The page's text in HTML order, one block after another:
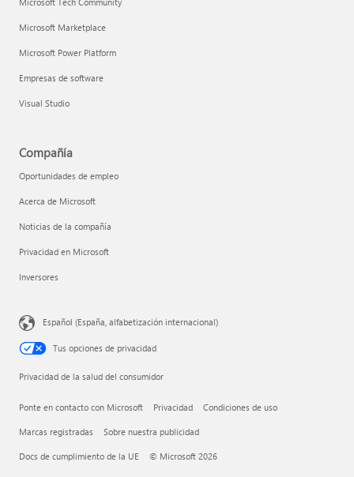
Microsoft Marketplace
Microsoft Power Platform
Empresas de software
Visual Studio
Compañía
Oportunidades de empleo
Acerca de Microsoft
Noticias de la compañía
Privacidad en Microsoft
Inversores
Español (España, alfabetización internacional)
Tus opciones de privacidad
Privacidad de la salud del consumidor
Ponte en contacto con Microsoft Privacidad Condiciones de uso
Marcas registradas Sobre nuestra publicidad
Docs de cumplimiento de la UE © Microsoft 2026